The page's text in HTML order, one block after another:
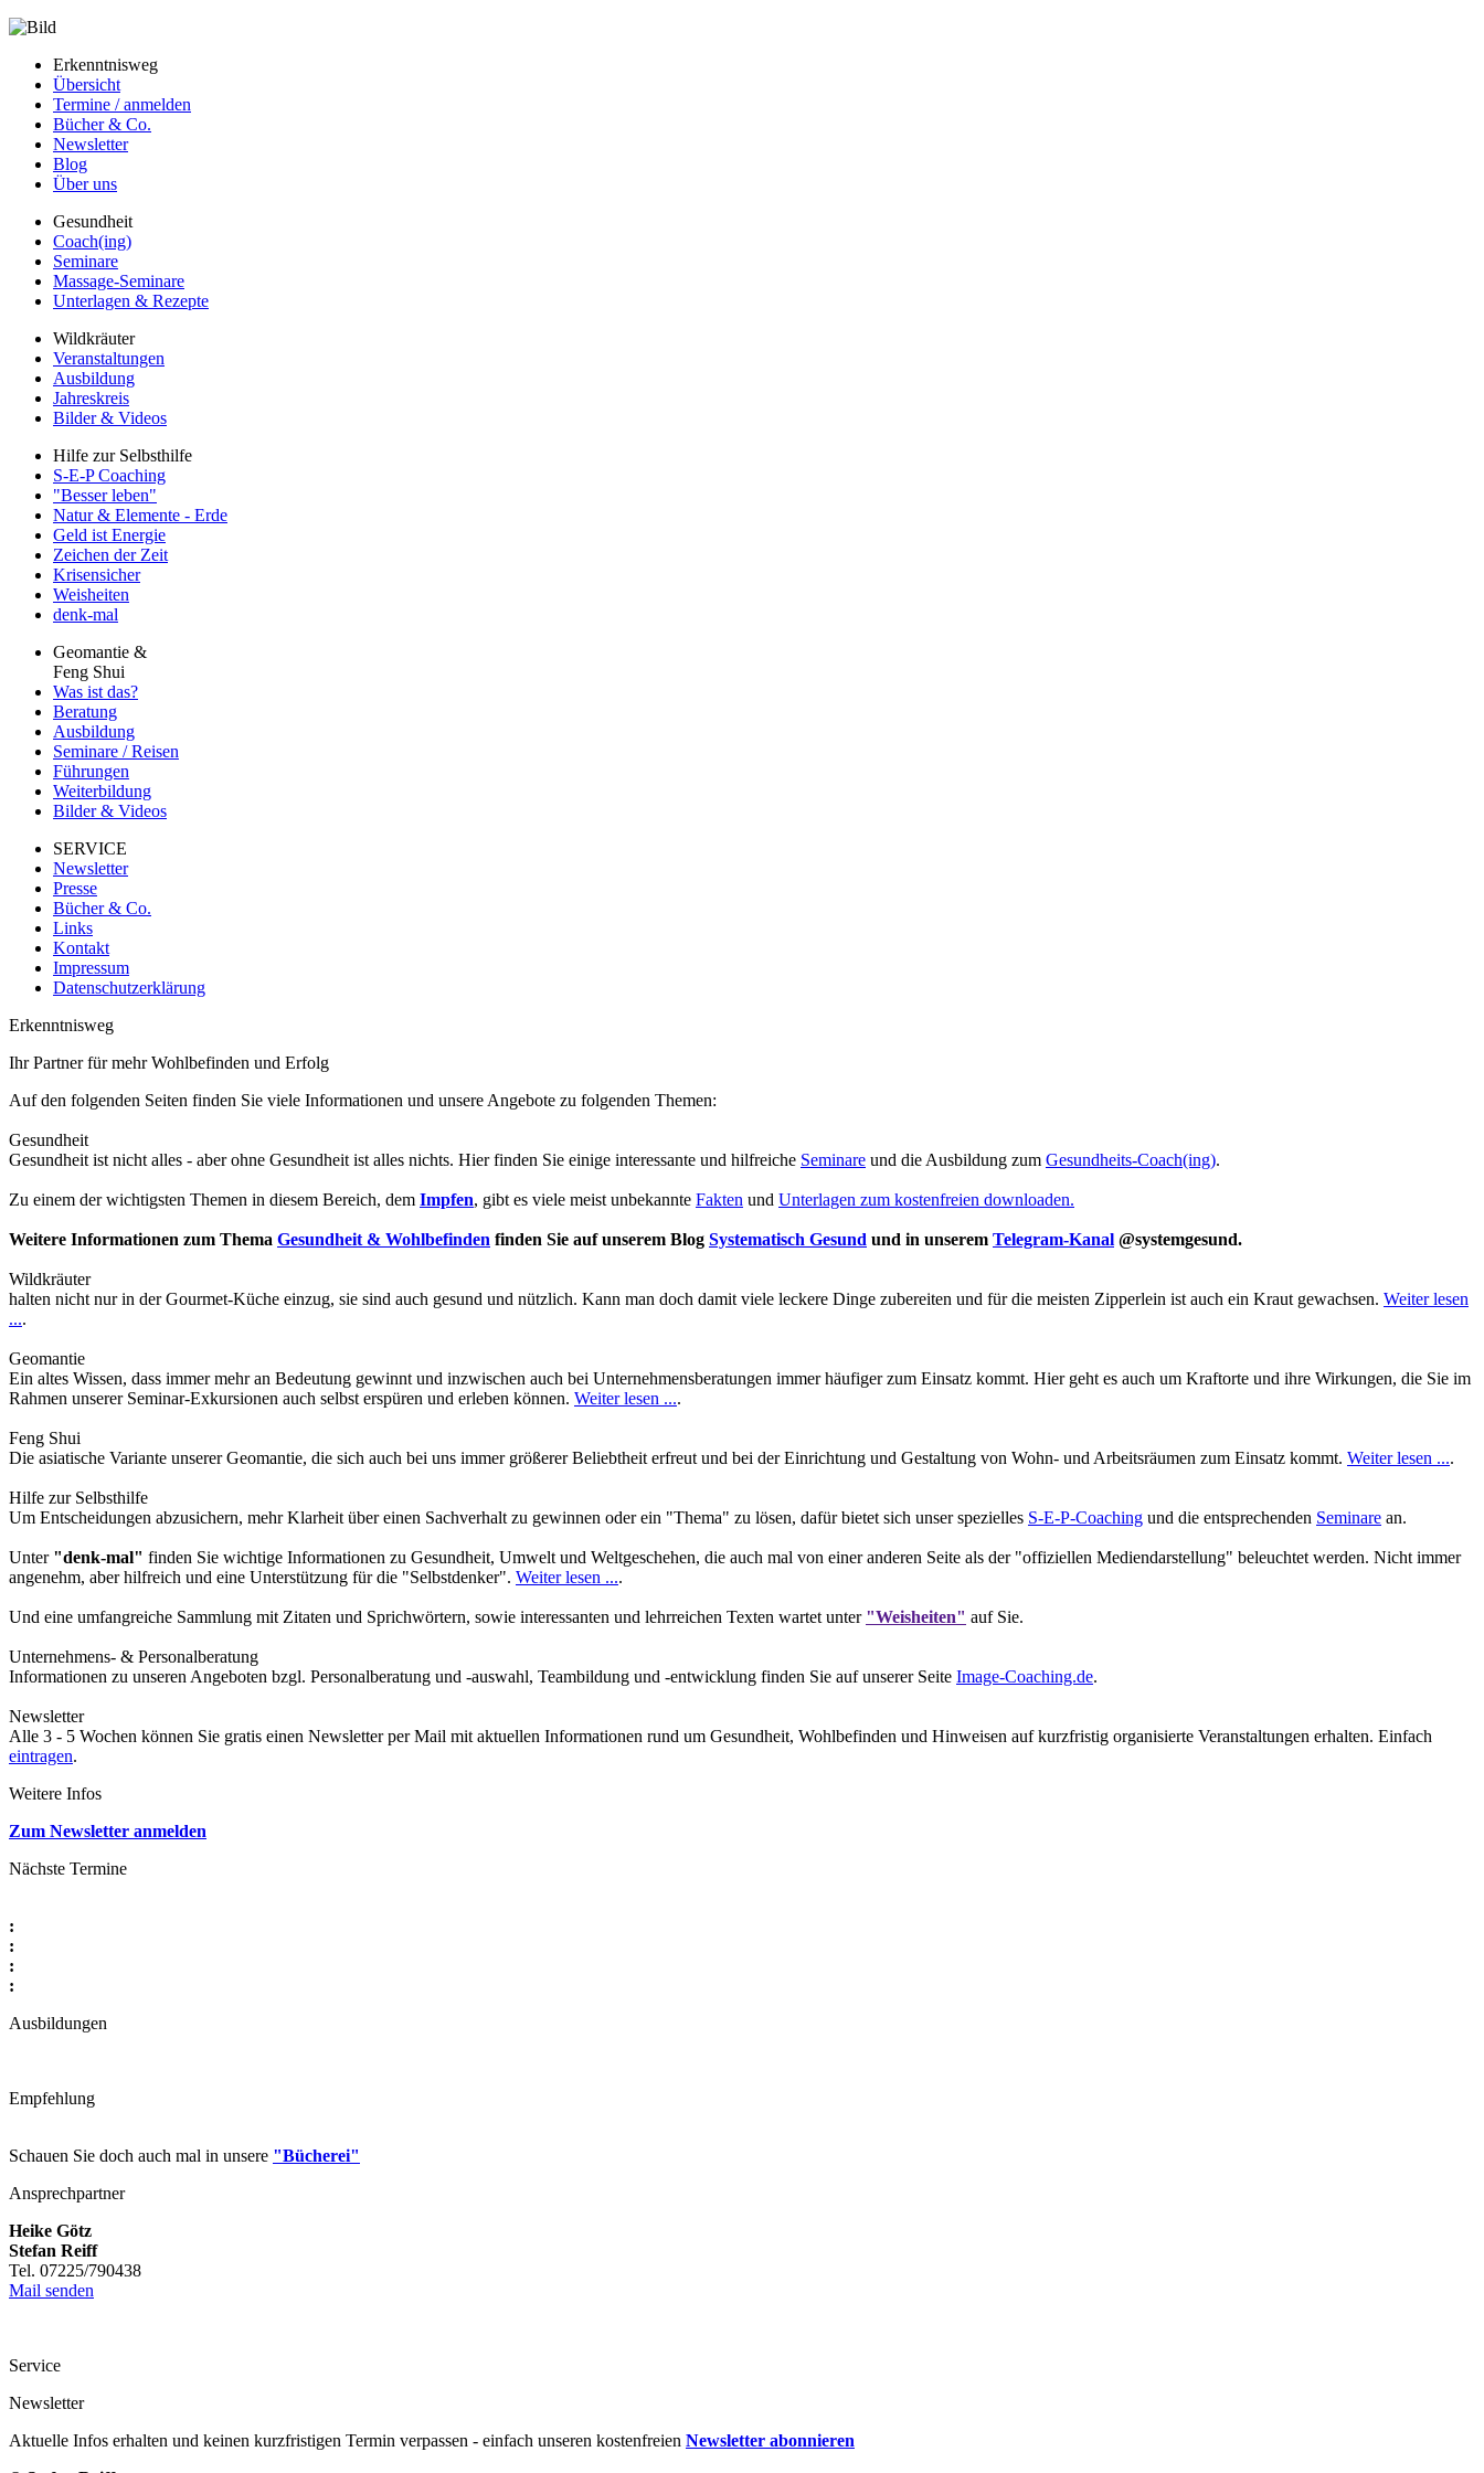
Erkenntnisweg
Übersicht
Termine / anmelden
Bücher & Co.
Newsletter
Blog
Über uns
Gesundheit
Coach(ing)
Seminare
Massage-Seminare
Unterlagen & Rezepte
Wildkräuter
Veranstaltungen
Ausbildung
Jahreskreis
Bilder & Videos
Hilfe zur Selbsthilfe
S-E-P Coaching
"Besser leben"
Natur & Elemente - Erde
Geld ist Energie
Zeichen der Zeit
Krisensicher
Weisheiten
denk-mal
Geomantie &
Feng Shui
Was ist das?
Beratung
Ausbildung
Seminare / Reisen
Führungen
Weiterbildung
Bilder & Videos
SERVICE
Newsletter
Presse
Bücher & Co.
Links
Kontakt
Impressum
Datenschutzerklärung
Erkenntnisweg
Ihr Partner für mehr Wohlbefinden und Erfolg
Auf den folgenden Seiten finden Sie viele Informationen und unsere Angebote zu folgenden Themen:
Gesundheit
Gesundheit ist nicht alles - aber ohne Gesundheit ist alles nichts. Hier finden Sie einige interessante und hilfreiche Seminare und die Ausbildung zum Gesundheits-Coach(ing).
Zu einem der wichtigsten Themen in diesem Bereich, dem Impfen, gibt es viele meist unbekannte Fakten und Unterlagen zum kostenfreien downloaden.
Weitere Informationen zum Thema Gesundheit & Wohlbefinden finden Sie auf unserem Blog Systematisch Gesund und in unserem Telegram-Kanal @systemgesund.
Wildkräuter
halten nicht nur in der Gourmet-Küche einzug, sie sind auch gesund und nützlich. Kann man doch damit viele leckere Dinge zubereiten und für die meisten Zipperlein ist auch ein Kraut gewachsen. Weiter lesen
....
Geomantie
Ein altes Wissen, dass immer mehr an Bedeutung gewinnt und inzwischen auch bei Unternehmensberatungen immer häufiger zum Einsatz kommt. Hier geht es auch um Kraftorte und ihre Wirkungen, die Sie im
Rahmen unserer Seminar-Exkursionen auch selbst erspüren und erleben können. Weiter lesen ....
Feng Shui
Die asiatische Variante unserer Geomantie, die sich auch bei uns immer größerer Beliebtheit erfreut und bei der Einrichtung und Gestaltung von Wohn- und Arbeitsräumen zum Einsatz kommt. Weiter lesen ....
Hilfe zur Selbsthilfe
Um Entscheidungen abzusichern, mehr Klarheit über einen Sachverhalt zu gewinnen oder ein "Thema" zu lösen, dafür bietet sich unser spezielles S-E-P-Coaching und die entsprechenden Seminare an.
Unter "denk-mal" finden Sie wichtige Informationen zu Gesundheit, Umwelt und Weltgeschehen, die auch mal von einer anderen Seite als der "offiziellen Mediendarstellung" beleuchtet werden. Nicht immer
angenehm, aber hilfreich und eine Unterstützung für die "Selbstdenker". Weiter lesen ....
Und eine umfangreiche Sammlung mit Zitaten und Sprichwörtern, sowie interessanten und lehrreichen Texten wartet unter "Weisheiten" auf Sie.
Unternehmens- & Personalberatung
Informationen zu unseren Angeboten bzgl. Personalberatung und -auswahl, Teambildung und -entwicklung finden Sie auf unserer Seite Image-Coaching.de.
Newsletter
Alle 3 - 5 Wochen können Sie gratis einen Newsletter per Mail mit aktuellen Informationen rund um Gesundheit, Wohlbefinden und Hinweisen auf kurzfristig organisierte Veranstaltungen erhalten. Einfach
eintragen.
Weitere Infos
Zum Newsletter anmelden
Nächste Termine
:
:
:
:
Ausbildungen
Empfehlung
Schauen Sie doch auch mal in unsere "Bücherei"
Ansprechpartner
Heike Götz
Stefan Reiff
Tel. 07225/790438
Mail senden
Service
Newsletter
Aktuelle Infos erhalten und keinen kurzfristigen Termin verpassen - einfach unseren kostenfreien Newsletter abonnieren